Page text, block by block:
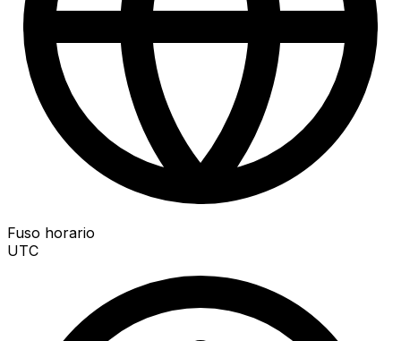
Fuso horario
UTC